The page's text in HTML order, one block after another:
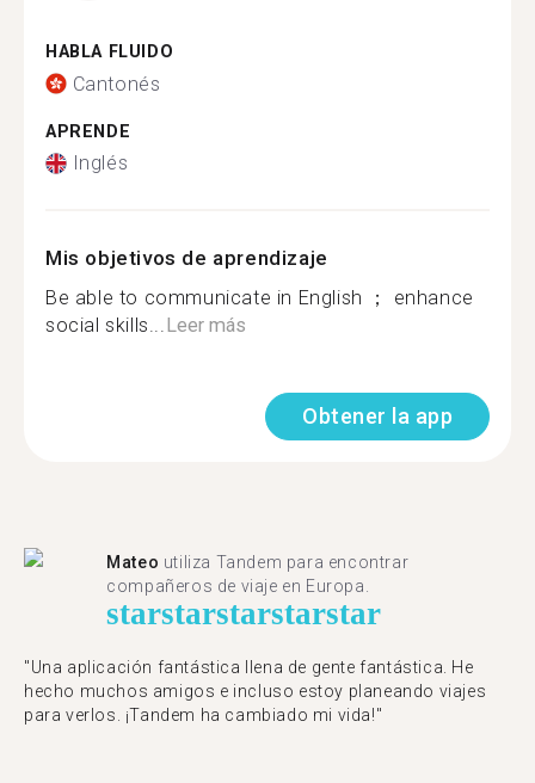
HABLA FLUIDO
Cantonés
APRENDE
Inglés
Mis objetivos de aprendizaje
Be able to communicate in English ； enhance
social skills...Leer más
Obtener la app
Mateo utiliza Tandem para encontrar
compañeros de viaje en Europa.
starstarstarstarstar
"Una aplicación fantástica llena de gente fantástica. He
hecho muchos amigos e incluso estoy planeando viajes
para verlos. ¡Tandem ha cambiado mi vida!"